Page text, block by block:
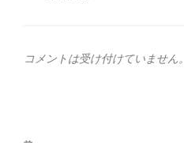
コメントは受け付けていません。
投